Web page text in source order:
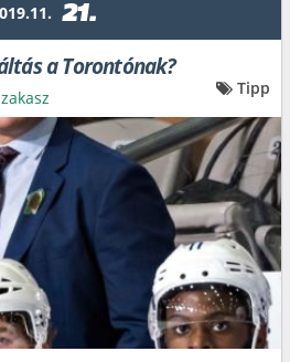
21.
a Torontónak?
Tipp